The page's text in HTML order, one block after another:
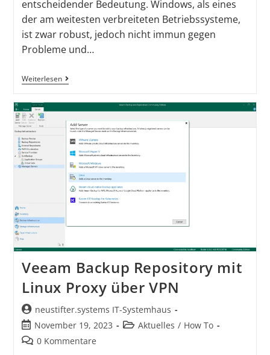
entscheidender Bedeutung. Windows, als eines
der am weitesten verbreiteten Betriebssysteme,
ist zwar robust, jedoch nicht immun gegen
Probleme und…
Weiterlesen
Veeam Backup Repository mit
Linux Proxy über VPN
neustifter.systems IT-Systemhaus
November 19, 2023
Aktuelles / How To
0 Kommentare